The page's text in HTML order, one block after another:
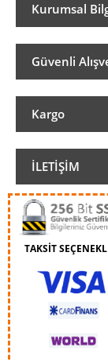
Kurumsal
Güvenli
Kargo
İLETIŞIM
TAKSİT